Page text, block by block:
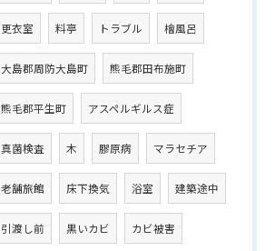
更衣室 料亭 トラブル 檜風呂
大島郡周防大島町 熊毛郡田布施町
熊毛郡平生町 アスペルギルス症
真菌検査 木 膠原病 マラセチア
老舗旅館 床下換気 浴室 建築途中
引渡し前 黒いカビ カビ被害